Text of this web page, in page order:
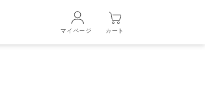
マイページ カート